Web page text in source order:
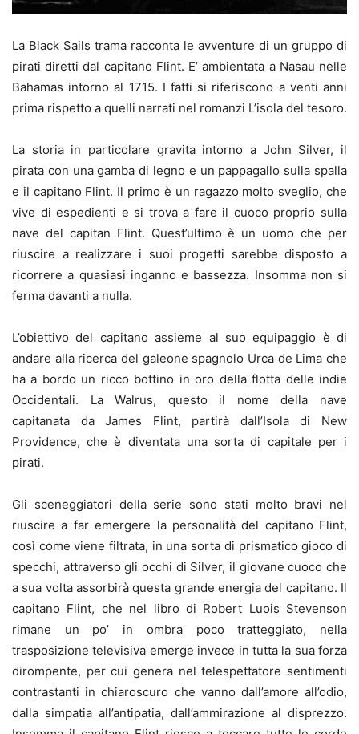
La Black Sails trama racconta le avventure di un gruppo di
pirati diretti dal capitano Flint. E’ ambientata a Nasau nelle
Bahamas intorno al 1715. I fatti si riferiscono a venti anni
prima rispetto a quelli narrati nel romanzi L’isola del tesoro.
La storia in particolare gravita intorno a John Silver, il
pirata con una gamba di legno e un pappagallo sulla spalla
e il capitano Flint. Il primo è un ragazzo molto sveglio, che
vive di espedienti e si trova a fare il cuoco proprio sulla
nave del capitan Flint. Quest’ultimo è un uomo che per
riuscire a realizzare i suoi progetti sarebbe disposto a
ricorrere a quasiasi inganno e bassezza. Insomma non si
ferma davanti a nulla.
L’obiettivo del capitano assieme al suo equipaggio è di
andare alla ricerca del galeone spagnolo Urca de Lima che
ha a bordo un ricco bottino in oro della flotta delle indie
Occidentali. La Walrus, questo il nome della nave
capitanata da James Flint, partirà dall’Isola di New
Providence, che è diventata una sorta di capitale per i
pirati.
Gli sceneggiatori della serie sono stati molto bravi nel
riuscire a far emergere la personalità del capitano Flint,
così come viene filtrata, in una sorta di prismatico gioco di
specchi, attraverso gli occhi di Silver, il giovane cuoco che
a sua volta assorbirà questa grande energia del capitano. Il
capitano Flint, che nel libro di Robert Luois Stevenson
rimane un po’ in ombra poco tratteggiato, nella
trasposizione televisiva emerge invece in tutta la sua forza
dirompente, per cui genera nel telespettatore sentimenti
contrastanti in chiaroscuro che vanno dall’amore all’odio,
dalla simpatia all’antipatia, dall’ammirazione al disprezzo.